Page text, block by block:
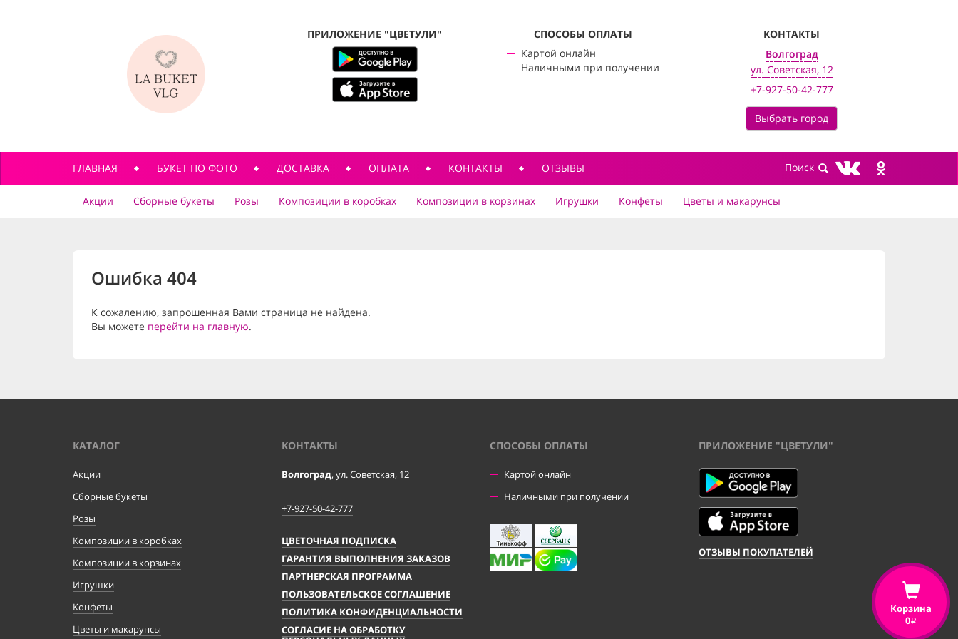
ПРИЛОЖЕНИЕ "ЦВЕТУЛИ"
CПОСОБЫ ОПЛАТЫ
Картой онлайн
Наличными при получении
КОНТАКТЫ
Волгоград
ул. Советская, 12
+7-927-50-42-777
Выбрать город
ГЛАВНАЯ БУКЕТ ПО ФОТО ДОСТАВКА ОПЛАТА КОНТАКТЫ ОТЗЫВЫ
Акции Сборные букеты Розы Композиции в коробках Композиции в корзинах Игрушки Конфеты Цветы и макарунсы
Ошибка 404
К сожалению, запрошенная Вами страница не найдена.
Вы можете перейти на главную.
КАТАЛОГ
Акции
Сборные букеты
Розы
Композиции в коробках
Композиции в корзинах
Игрушки
Конфеты
Цветы и макарунсы
КОНТАКТЫ
Волгоград, ул. Советская, 12
+7-927-50-42-777
ЦВЕТОЧНАЯ ПОДПИСКА
ГАРАНТИЯ ВЫПОЛНЕНИЯ ЗАКАЗОВ
ПАРТНЕРСКАЯ ПРОГРАММА
ПОЛЬЗОВАТЕЛЬСКОЕ СОГЛАШЕНИЕ
ПОЛИТИКА КОНФИДЕНЦИАЛЬНОСТИ
СОГЛАСИЕ НА ОБРАБОТКУ
CПОСОБЫ ОПЛАТЫ
Картой онлайн
Наличными при получении
ПРИЛОЖЕНИЕ "ЦВЕТУЛИ"
ОТЗЫВЫ ПОКУПАТЕЛЕЙ
Корзина
0i